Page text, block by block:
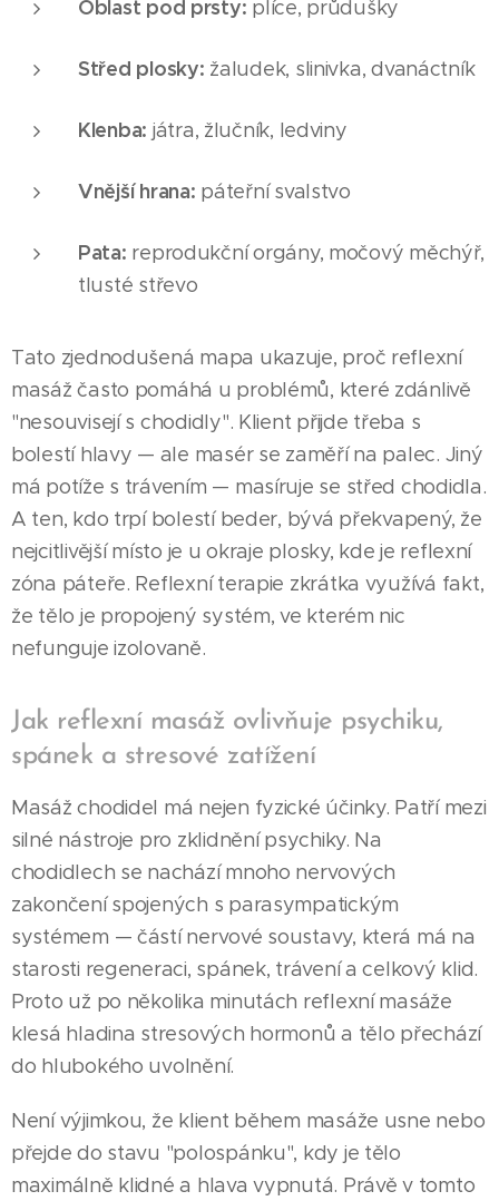
Oblast pod prsty: plíce, průdušky
Střed plosky: žaludek, slinivka, dvanáctník
Klenba: játra, žlučník, ledviny
Vnější hrana: páteřní svalstvo
Pata: reprodukční orgány, močový měchýř,
tlusté střevo
Tato zjednodušená mapa ukazuje, proč reflexní
masáž často pomáhá u problémů, které zdánlivě
"nesouvisejí s chodidly". Klient přijde třeba s
bolestí hlavy — ale masér se zaměří na palec. Jiný
má potíže s trávením — masíruje se střed chodidla.
A ten, kdo trpí bolestí beder, bývá překvapený, že
nejcitlivější místo je u okraje plosky, kde je reflexní
zóna páteře. Reflexní terapie zkrátka využívá fakt,
že tělo je propojený systém, ve kterém nic
nefunguje izolovaně.
Jak reflexní masáž ovlivňuje psychiku,
spánek a stresové zatížení
Masáž chodidel má nejen fyzické účinky. Patří mezi
silné nástroje pro zklidnění psychiky. Na
chodidlech se nachází mnoho nervových
zakončení spojených s parasympatickým
systémem — částí nervové soustavy, která má na
starosti regeneraci, spánek, trávení a celkový klid.
Proto už po několika minutách reflexní masáže
klesá hladina stresových hormonů a tělo přechází
do hlubokého uvolnění.
Není výjimkou, že klient během masáže usne nebo
přejde do stavu "polospánku", kdy je tělo
maximálně klidné a hlava vypnutá. Právě v tomto